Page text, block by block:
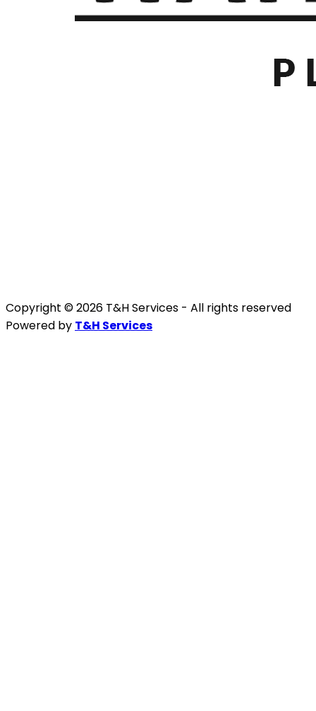
Copyright © 2026 T&H Services - All rights reserved
Powered by T&H Services